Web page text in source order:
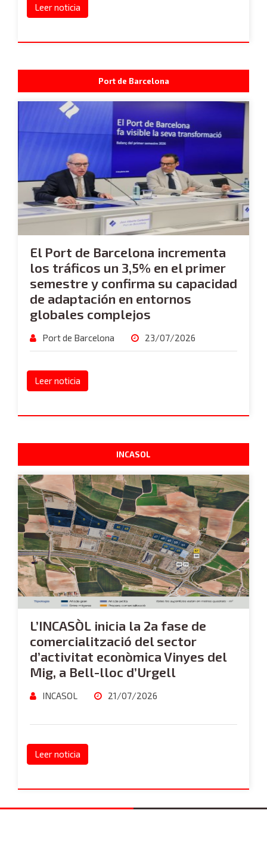
Leer noticia
Port de Barcelona
El Port de Barcelona incrementa
los tráficos un 3,5% en el primer
semestre y confirma su capacidad
de adaptación en entornos
globales complejos
Port de Barcelona 23/07/2026
Leer noticia
INCASOL
L’INCASÒL inicia la 2a fase de
comercialització del sector
d’activitat econòmica Vinyes del
Mig, a Bell-lloc d’Urgell
INCASOL 21/07/2026
Leer noticia